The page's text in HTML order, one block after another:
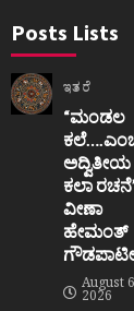
Posts Lists
ಇತರೆ
“ಮಂಡಲ
ಅದ್ವಿತೀಯ
ಕಲಾ
ವೀಣಾ
ಹೇಮಂತ್‌
August
2026